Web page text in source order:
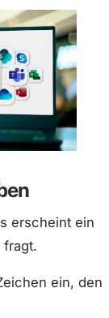
erscheint ein
fragt.
ein, den